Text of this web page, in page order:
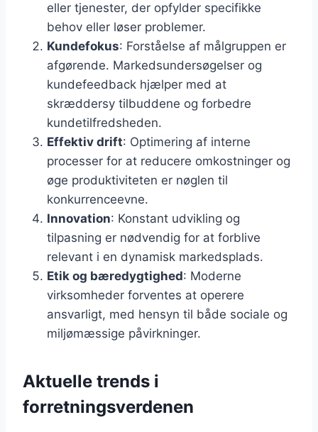
eller tjenester, der opfylder specifikke
behov eller løser problemer.
Kundefokus: Forståelse af målgruppen er
afgørende. Markedsundersøgelser og
kundefeedback hjælper med at
skræddersy tilbuddene og forbedre
kundetilfredsheden.
Effektiv drift: Optimering af interne
processer for at reducere omkostninger og
øge produktiviteten er nøglen til
konkurrenceevne.
Innovation: Konstant udvikling og
tilpasning er nødvendig for at forblive
relevant i en dynamisk markedsplads.
Etik og bæredygtighed: Moderne
virksomheder forventes at operere
ansvarligt, med hensyn til både sociale og
miljømæssige påvirkninger.
Aktuelle trends i
forretningsverdenen